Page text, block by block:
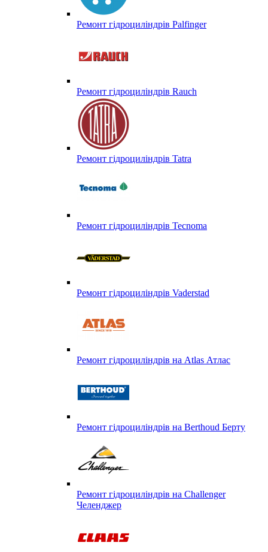
Ремонт гідроциліндрів Palfinger
Ремонт гідроциліндрів Rauch
Ремонт гідроциліндрів Tatra
Ремонт гідроциліндрів Tecnoma
Ремонт гідроциліндрів Vaderstad
Ремонт гідроциліндрів на Atlas Атлас
Ремонт гідроциліндрів на Berthoud Берту
Ремонт гідроциліндрів на Challenger
Челенджер